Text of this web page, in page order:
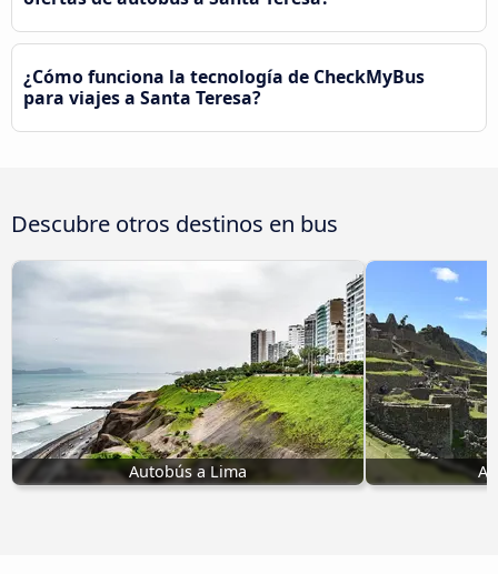
¿Cómo funciona la tecnología de CheckMyBus
para viajes a Santa Teresa?
Descubre otros destinos en bus
Autobús a Lima